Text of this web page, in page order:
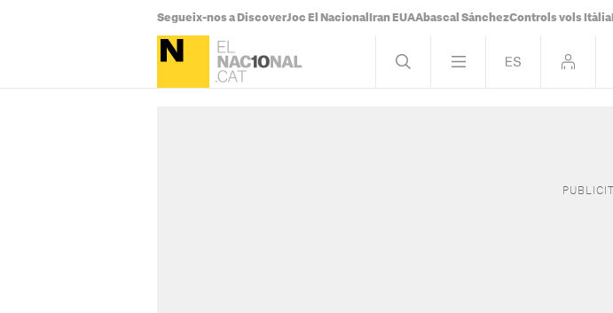
Segueix-nos a DiscoverJoc El Nacional Iran EUAAbascal SánchezControls vols Itàlia